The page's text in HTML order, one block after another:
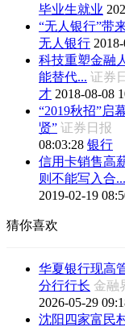
毕业生就业
“无人银行”带
无人银行
科技重塑金融
能替代... 证券
才 2018-08-08
“2019秋招”启
贤” 证券日报
08:03:28 银行
信用卡销售高
则不能写入合...
2019-02-19
猜你喜欢
华夏银行现高
分行行长 金
2026-05-29
沈阳四家富民